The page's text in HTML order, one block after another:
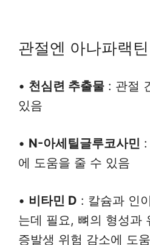
관절엔 아나파랙
• 천심련 추출물 : 관절
있음
• N-아세틸글루코사민
에 도움을 줄 수 있음
• 비타민 D : 칼슘과 인
는데 필요, 뼈의 형성과
증발생 위험 감소에 도